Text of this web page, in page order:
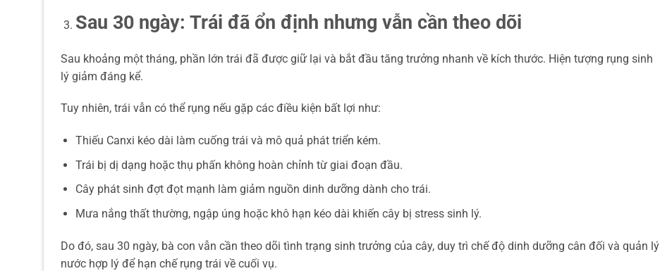
Sau 30 ngày: Trái đã ổn định nhưng vẫn cần theo dõi
Sau khoảng một tháng, phần lớn trái đã được giữ lại và bắt đầu tăng trưởng nhanh về kích thước. Hiện tượng rụng sinh
lý giảm đáng kể.
Tuy nhiên, trái vẫn có thể rụng nếu gặp các điều kiện bất lợi như:
Thiếu Canxi kéo dài làm cuống trái và mô quả phát triển kém.
Trái bị dị dạng hoặc thụ phấn không hoàn chỉnh từ giai đoạn đầu.
Cây phát sinh đợt đọt mạnh làm giảm nguồn dinh dưỡng dành cho trái.
Mưa nắng thất thường, ngập úng hoặc khô hạn kéo dài khiến cây bị stress sinh lý.
Do đó, sau 30 ngày, bà con vẫn cần theo dõi tình trạng sinh trưởng của cây, duy trì chế độ dinh dưỡng cân đối và quản lý
nước hợp lý để hạn chế rụng trái về cuối vụ.